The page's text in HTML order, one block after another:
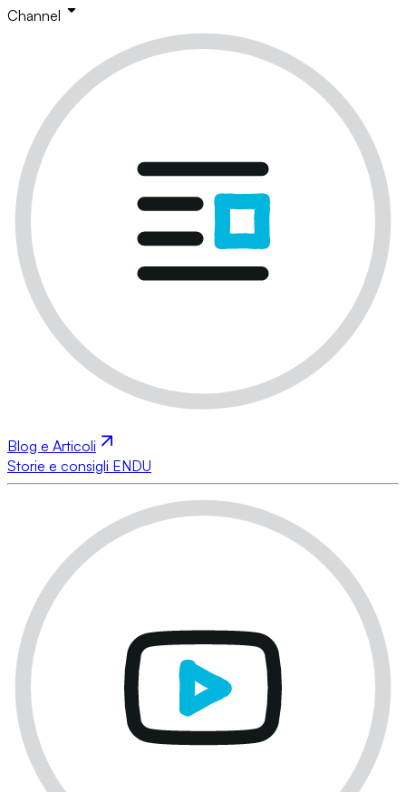
Channel
Blog e Articoli
Storie e consigli ENDU